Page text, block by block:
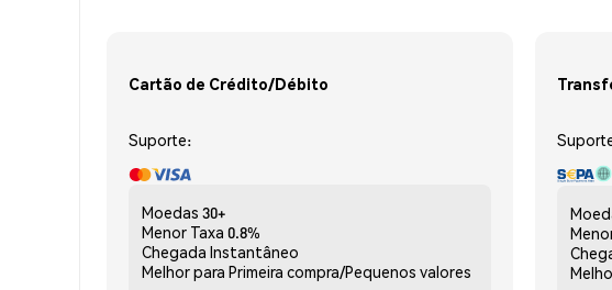
Cartão de Crédito/Débito
Suporte:
Moedas 30+
Menor Taxa 0.8%
Chegada Instantâneo
Melhor para Primeira compra/Pequenos valores